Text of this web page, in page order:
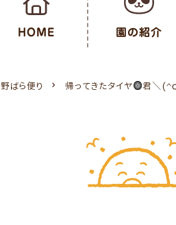
HOME 園の紹介
野ばら便り 帰ってきたタイヤ 君＼